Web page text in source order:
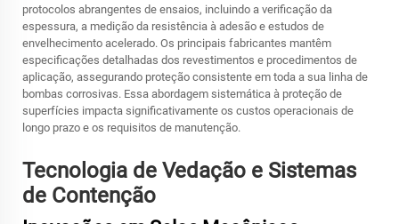
protocolos abrangentes de ensaios, incluindo a verificação da
espessura, a medição da resistência à adesão e estudos de
envelhecimento acelerado. Os principais fabricantes mantêm
especificações detalhadas dos revestimentos e procedimentos de
aplicação, assegurando proteção consistente em toda a sua linha de
bombas corrosivas. Essa abordagem sistemática à proteção de
superfícies impacta significativamente os custos operacionais de
longo prazo e os requisitos de manutenção.
Tecnologia de Vedação e Sistemas
de Contenção